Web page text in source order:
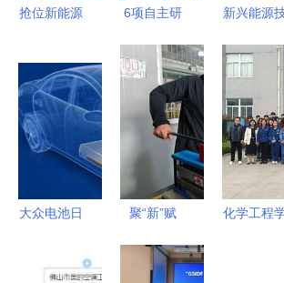
抢位新能源
电缆集团光
伏电缆市场
份额持续攀
升
6项自主研
发布 江苏
常熟引领新
兴能源技术
研发新浪潮
新兴能源
“机器人”浪
潮下，我
能约吗？
大众电池日
现，宁德时
聚“新”赋
展新质生产
化学工程